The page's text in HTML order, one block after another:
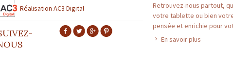
Réalisation AC3 Digital
Retrouvez-nous partout,
votre tablette ou bien
pensée et enrichie pour
En savoir plus